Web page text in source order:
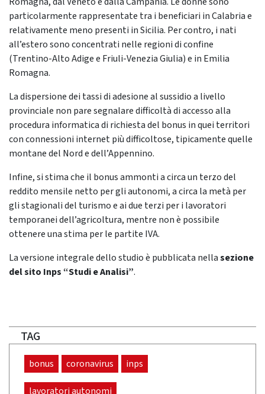
particolarmente rappresentate tra i beneficiari in Calabria e
relativamente meno presenti in Sicilia. Per contro, i nati
all’estero sono concentrati nelle regioni di confine
(Trentino-Alto Adige e Friuli-Venezia Giulia) e in Emilia
Romagna.
La dispersione dei tassi di adesione al sussidio a livello
provinciale non pare segnalare difficoltà di accesso alla
procedura informatica di richiesta del bonus in quei territori
con connessioni internet più difficoltose, tipicamente quelle
montane del Nord e dell’Appennino.
Infine, si stima che il bonus ammonti a circa un terzo del
reddito mensile netto per gli autonomi, a circa la metà per
gli stagionali del turismo e ai due terzi per i lavoratori
temporanei dell’agricoltura, mentre non è possibile
ottenere una stima per le partite IVA.
La versione integrale dello studio è pubblicata nellasezione
del sito Inps “Studi e Analisi”.
TAG
bonus coronavirus inps
lavoratori autonomi